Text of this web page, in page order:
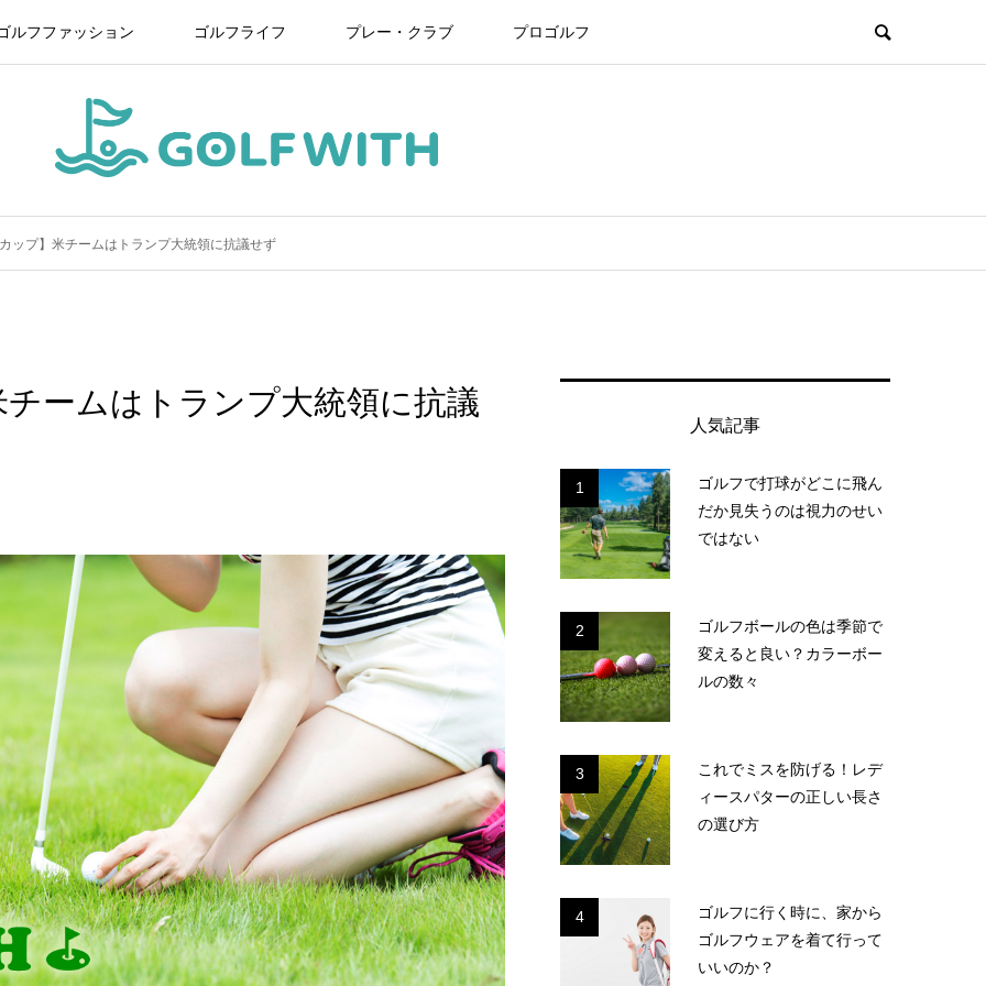
ルフファッション ゴルフライフ プレー・クラブ プロゴルフ
ップ】米チームはトランプ大統領に抗議せず
ームはトランプ大統領に抗議
人気記事
1
ゴルフで打球がどこに飛ん
だか見失うのは視力のせい
ではない
2
ゴルフボールの色は季節で
変えると良い？カラーボー
ルの数々
3
これでミスを防げる！レデ
ィースパターの正しい長さ
の選び方
4
ゴルフに行く時に、家から
ゴルフウェアを着て行って
いいのか？